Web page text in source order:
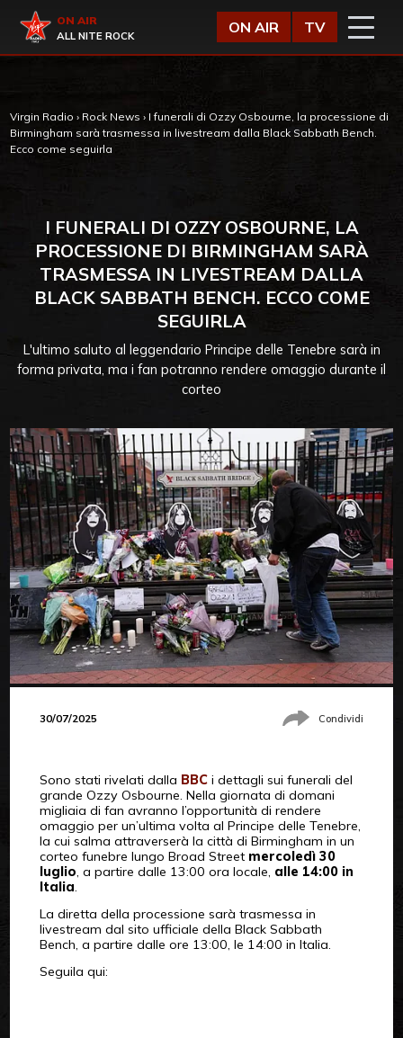
Virgin Radio
ON AIR
ALL NITE ROCK
ON AIR TV
Virgin Radio › Rock News › I funerali di Ozzy Osbourne, la processione di
Birmingham sarà trasmessa in livestream dalla Black Sabbath Bench.
Ecco come seguirla
I FUNERALI DI OZZY OSBOURNE, LA
PROCESSIONE DI BIRMINGHAM SARÀ
TRASMESSA IN LIVESTREAM DALLA
BLACK SABBATH BENCH. ECCO COME
SEGUIRLA
L'ultimo saluto al leggendario Principe delle Tenebre sarà in
forma privata, ma i fan potranno rendere omaggio durante il
corteo
30/07/2025 Condividi
Sono stati rivelati dalla BBCi dettagli sui funerali del
grande Ozzy Osbourne. Nella giornata di domani
migliaia di fan avranno l’opportunità di rendere
omaggio per un’ultima volta al Principe delle Tenebre,
la cui salma attraverserà la città di Birmingham in un
corteo funebre lungo Broad Street mercoledì 30
luglio, a partire dalle 13:00 ora locale, alle 14:00 in
Italia.
La diretta della processione sarà trasmessa in
livestream dal sito ufficiale della Black Sabbath
Bench, a partire dalle ore 13:00, le 14:00 in Italia.
Seguila qui: